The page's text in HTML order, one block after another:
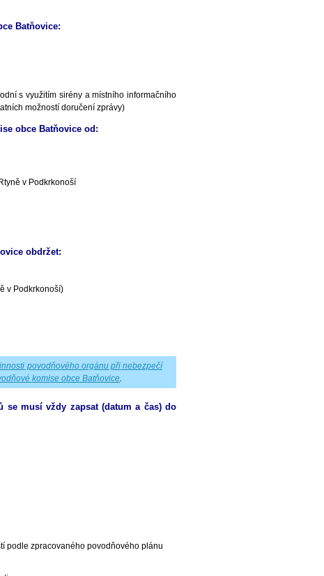
Batňovice:
s využitím sirény a místního informačního
možností doručení zprávy)
obce Batňovice od:
v Podkrkonoší
obdržet:
v Podkrkonoší)
povodňového orgánu při nebezpečí
komise obce Batňovice
se musí vždy zapsat (datum a čas) do
podle zpracovaného povodňového plánu